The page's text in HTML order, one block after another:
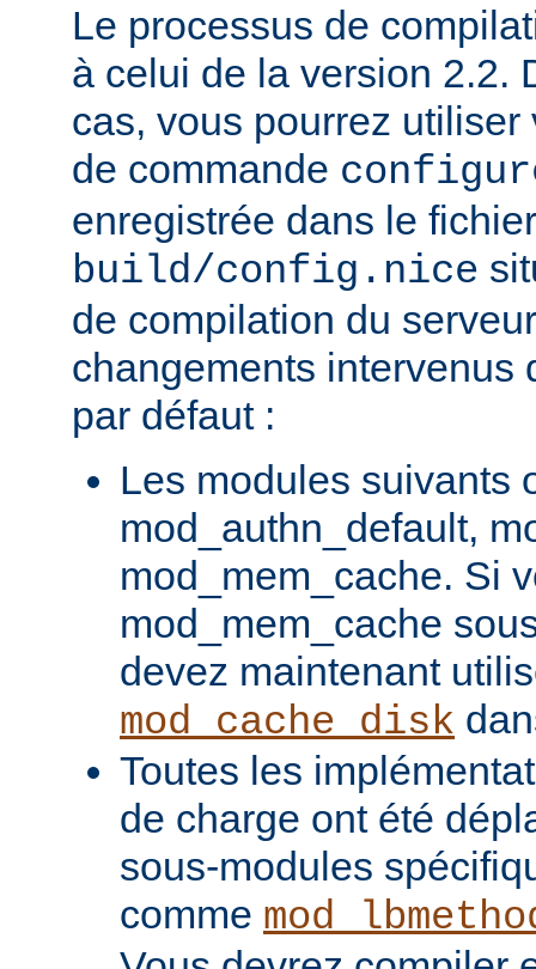
Le processus de
à celui de la version 2.2.
cas, vous pourrez
de commande
enregistrée dans le fichier
build/config.nice
de compilation du
changements intervenus
par défaut :
Les modules suivants
mod_authn_default,
mod_mem_cache. Si
mod_mem_cache
devez maintenant
mod_cache_disk
Toutes les
de charge ont été
sous-modules
comme